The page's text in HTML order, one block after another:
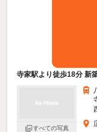
寺家駅より徒歩18分 新
すべての写真